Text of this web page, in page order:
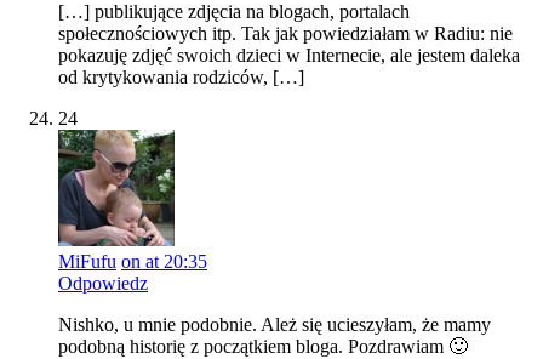
[…] publikujące zdjęcia na blogach, portalach
społecznościowych itp. Tak jak powiedziałam w Radiu: nie
pokazuję zdjęć swoich dzieci w Internecie, ale jestem daleka
od krytykowania rodziców, […]
24
MiFufu on at 20:35
Odpowiedz
Nishko, u mnie podobnie. Ależ się ucieszyłam, że mamy
podobną historię z początkiem bloga. Pozdrawiam 🙂